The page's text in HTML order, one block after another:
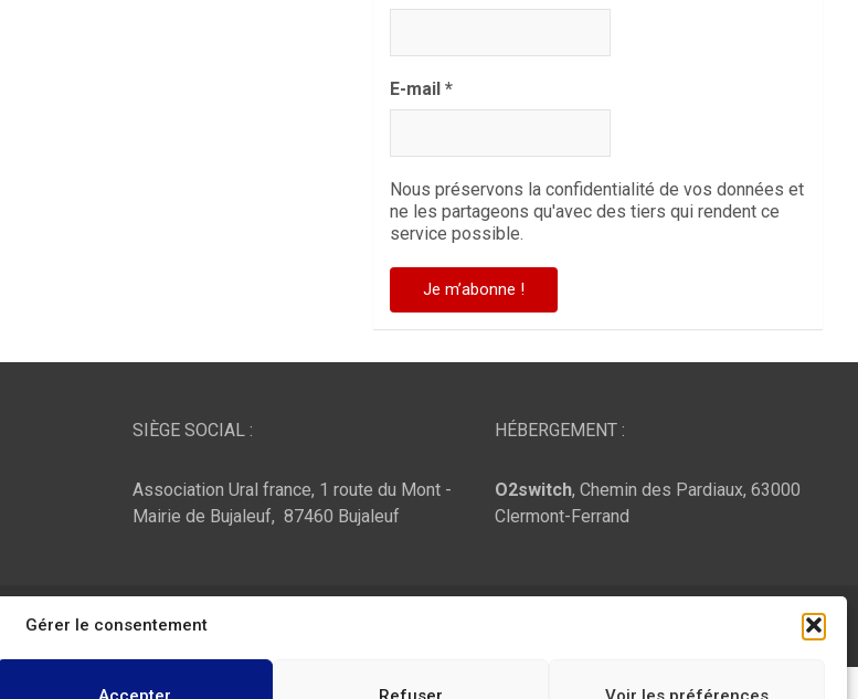
Gérer le consentement
E-mail*
Nous préservons la confidentialité de vos données et
ne les partageons qu'avec des tiers qui rendent ce
service possible.
SIÈGE SOCIAL :
Association Ural france, 1 route du Mont -
Mairie de Bujaleuf, 87460 Bujaleuf
HÉBERGEMENT :
O2switch, Chemin des Pardiaux, 63000
Clermont-Ferrand
Fièrement propulsé par :